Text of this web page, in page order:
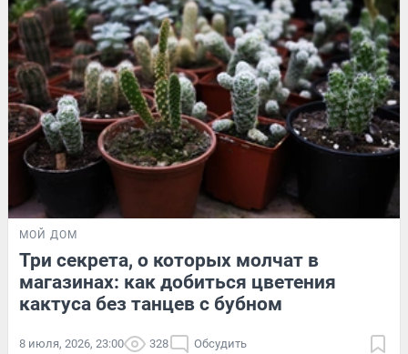
МОЙ ДОМ
Три секрета, о которых молчат в
магазинах: как добиться цветения
кактуса без танцев с бубном
8 июля, 2026, 23:00 328 Обсудить